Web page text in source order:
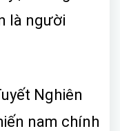
là người
Nghiên
nam chính